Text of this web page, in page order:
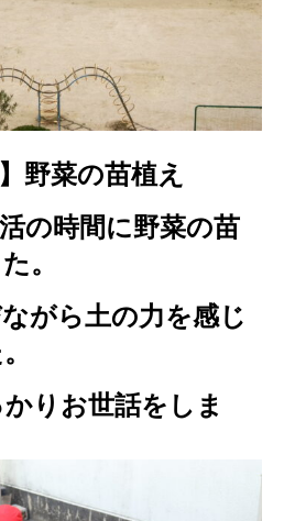
】野菜の苗植え
の時間に野菜の苗
。
がら土の力を感じ
りお世話をしま